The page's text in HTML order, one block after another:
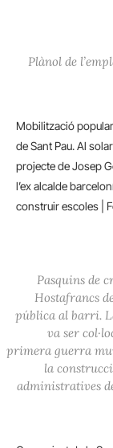
Plànol de
Mobilització
de Sant Pau. Al
projecte de Josep
l’ex alcalde
construir escoles |
Pasquins de
Hostafrancs
pública al barri.
va ser
primera guerra
la
administratives